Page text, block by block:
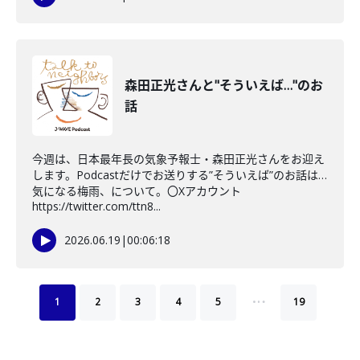
森田正光さんと"そういえば…"のお
話
今週は、日本最年長の気象予報士・森田正光さんをお迎え
します。Podcastだけでお送りする”そういえば”のお話は…
気になる梅雨、について。〇Xアカウント
https://twitter.com/ttn8...
2026.06.19 |00:06:18
1 2 3 4 5 … 19